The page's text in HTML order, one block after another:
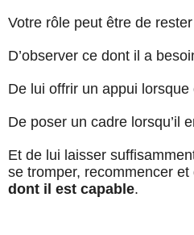
Votre rôle peut être de
D’observer ce dont il a
De lui offrir un appui lorsque
De poser un cadre lorsqu’il
Et de lui laisser
se tromper, recommencer
dont il est capable.